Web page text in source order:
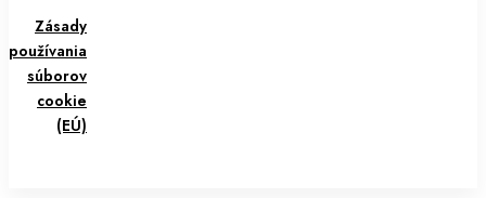
Zásady
používania
súborov
cookie
(EÚ)